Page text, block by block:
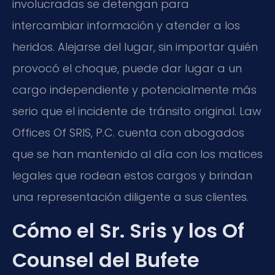
involucradas se detengan para
intercambiar información y atender a los
heridos. Alejarse del lugar, sin importar quién
provocó el choque, puede dar lugar a un
cargo independiente y potencialmente más
serio que el incidente de tránsito original. Law
Offices Of SRIS, P.C. cuenta con abogados
que se han mantenido al día con los matices
legales que rodean estos cargos y brindan
una representación diligente a sus clientes.
Cómo el Sr. Sris y los Of
Counsel del Bufete